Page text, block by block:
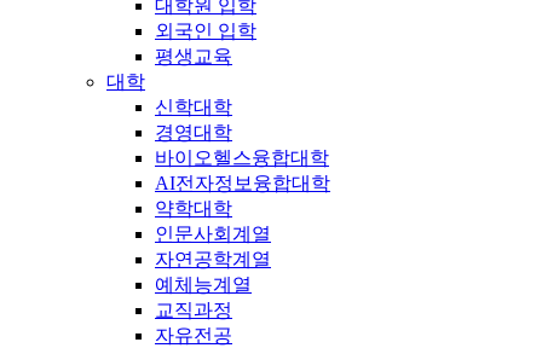
대학원 입학
외국인 입학
평생교육
대학
신학대학
경영대학
바이오헬스융합대학
AI전자정보융합대학
약학대학
인문사회계열
자연공학계열
예체능계열
교직과정
자유전공